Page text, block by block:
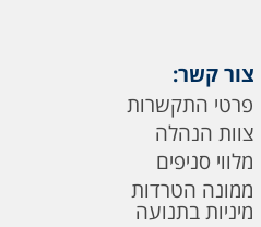
צור קשר:
פרטי התקשרות
צוות הנהלה
מלווי סניפים
ממונה הטרדות
מיניות בתנועה